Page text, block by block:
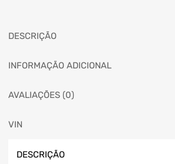
DESCRIÇÃO
INFORMAÇÃO ADICIONAL
AVALIAÇÕES (0)
VIN
DESCRIÇÃO